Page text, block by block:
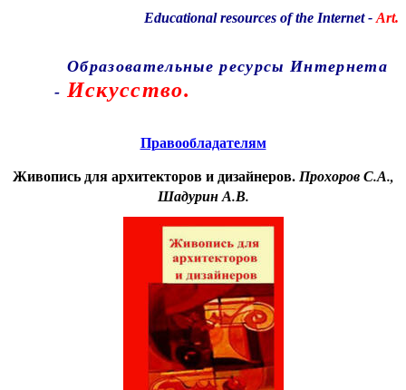
Educational resources of the Internet- Art.
Образовательные ресурсы Интернета
- Искусство.
Правообладателям
Живопись для архитекторов и дизайнеров.Прохоров С.А.,
Шадурин А.В.